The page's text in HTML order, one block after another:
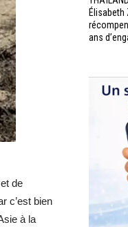
de
c’est bien
à la
Élisabeth
ans